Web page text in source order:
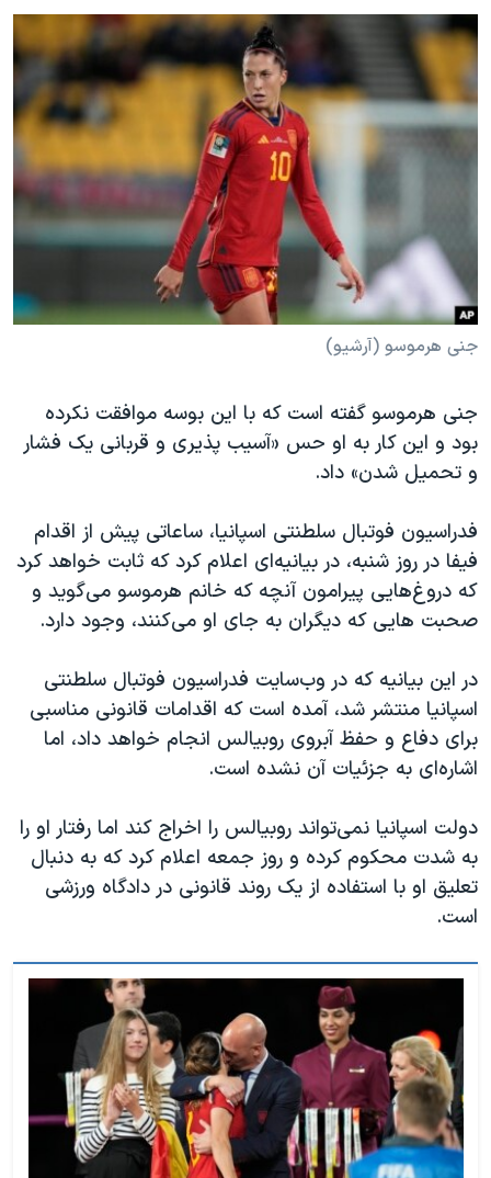
جنی هرموسو (آرشیو)
جنی هرموسو گفته است که با این بوسه موافقت نکرده
بود و این کار به او حس «آسیب پذیری و قربانی‌ یک فشار
و تحمیل شدن» داد.
فدراسیون فوتبال سلطنتی اسپانیا، ساعاتی پیش از اقدام
فیفا در روز شنبه، در بیانیه‌ای اعلام کرد که ثابت خواهد کرد
که دروغ‌هایی پیرامون آنچه که خانم هرموسو می‌گوید و
صحبت هایی که دیگران به جای او می‌کنند، وجود دارد.
در این بیانیه که در وب‌سایت فدراسیون فوتبال سلطنتی
اسپانیا منتشر شد، آمده است که اقدامات قانونی مناسبی
برای دفاع و حفظ آبروی روبیالس انجام خواهد داد، اما
اشاره‌ای به جزئیات آن نشده است.
دولت اسپانیا نمی‌تواند روبیالس را اخراج کند اما رفتار او را
به شدت محکوم کرده و روز جمعه اعلام کرد که به دنبال
تعلیق او با استفاده از یک روند قانونی در دادگاه ورزشی
است.